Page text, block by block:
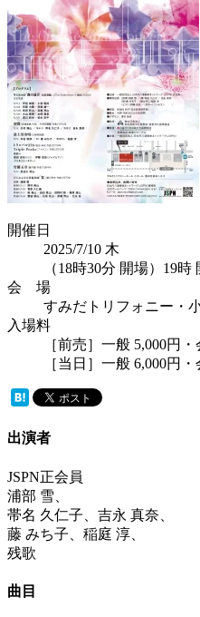
開催日
2025/7/10 木
（18時30分 開場）19時
会 場
すみだトリフォニー・
入場料
［前売］一般 5,000円
［当日］一般 6,000円
出演者
JSPN正会員
浦部 雪、
帯名 久仁子、吉永 真奈、
藤 みち子、稲庭 淳、
残歌
曲目